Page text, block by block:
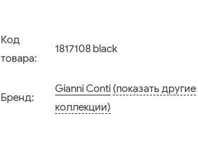
Код
товара:
1817108 black
Бренд:
Gianni Conti (показать другие
коллекции)